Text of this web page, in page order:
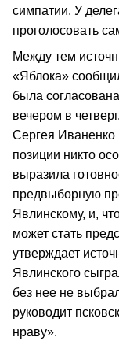
симпатии. У
проголосовать
Между тем
«Яблока»
была
вечером в
Сергея Иваненко
позиции никто
выразила
предвыборную
Явлинскому, и,
может стать
утверждает
Явлинского
без нее не
руководит
нраву».